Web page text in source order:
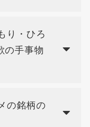
り・ひろ
の手事物
の銘柄の